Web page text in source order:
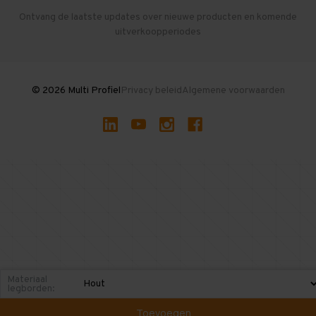
Gebruikte entresolvloeren
Ontvang de laatste updates over nieuwe producten en komende
uitverkoopperiodes
© 2026 Multi ProfielPrivacy beleidAlgemene voorwaarden
Materiaal
legborden:
Toevoegen